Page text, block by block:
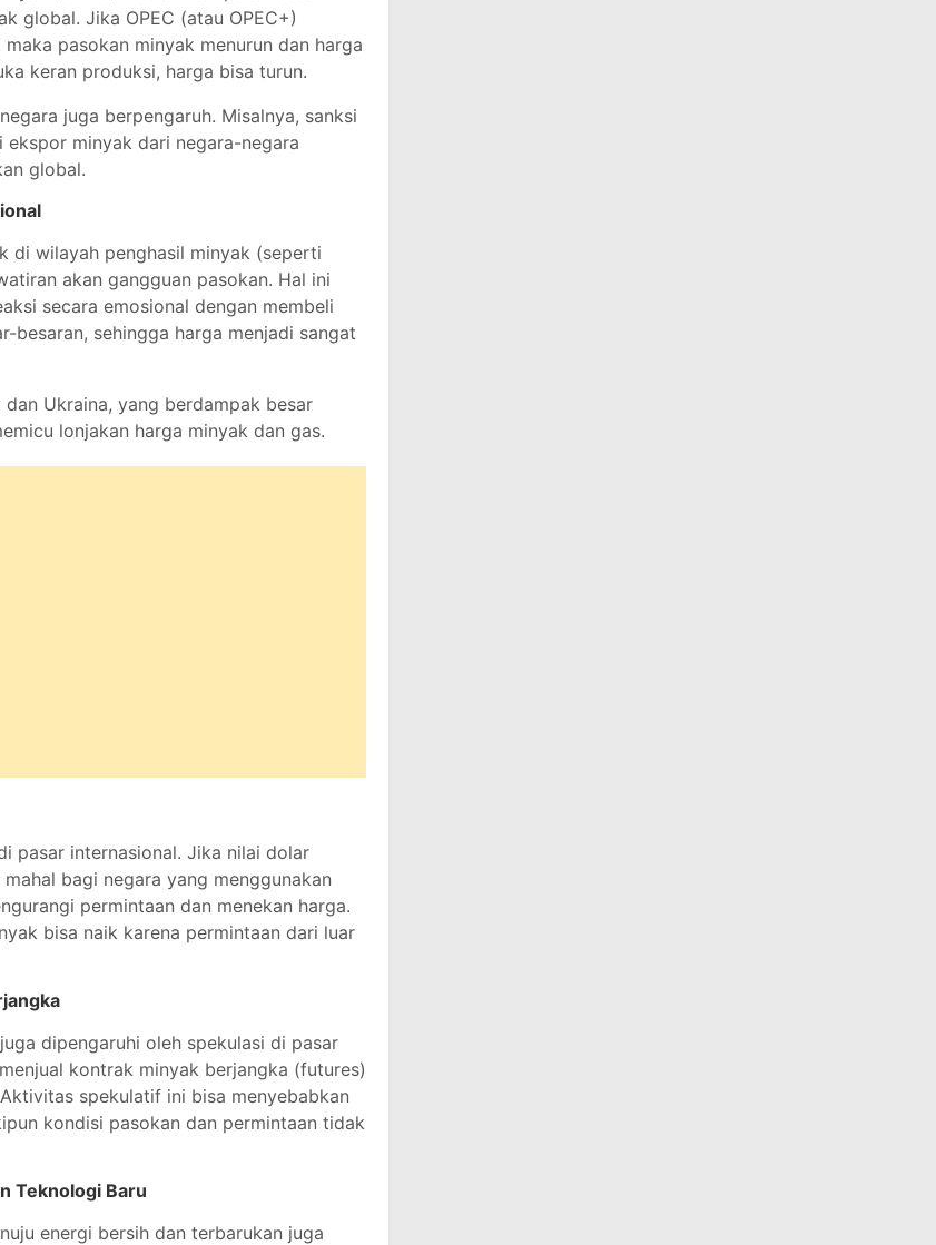
global. Jika OPEC (atau OPEC+)
pasokan minyak menurun dan harga
keran produksi, harga bisa turun.
juga berpengaruh. Misalnya, sanksi
ekspor minyak dari negara-negara
global.
di wilayah penghasil minyak (seperti
akan gangguan pasokan. Hal ini
secara emosional dengan membeli
besaran, sehingga harga menjadi sangat
Ukraina, yang berdampak besar
lonjakan harga minyak dan gas.
pasar internasional. Jika nilai dolar
bagi negara yang menggunakan
permintaan dan menekan harga.
bisa naik karena permintaan dari luar
dipengaruhi oleh spekulasi di pasar
kontrak minyak berjangka (futures)
spekulatif ini bisa menyebabkan
kondisi pasokan dan permintaan tidak
Teknologi Baru
energi bersih dan terbarukan juga